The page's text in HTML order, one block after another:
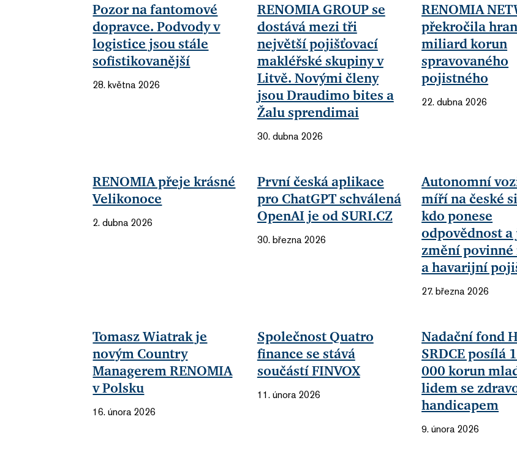
Pozor na fantomové
dopravce. Podvody v
logistice jsou stále
sofistikovanější
28. května 2026
RENOMIA GROUP se
dostává mezi tři
největší pojišťovací
makléřské skupiny v
Litvě. Novými členy
jsou Draudimo bites a
Žalu sprendimai
30. dubna 2026
RENOMIA
překročila
miliard korun
spravovaného
pojistného
22. dubna 2026
RENOMIA přeje krásné
Velikonoce
2. dubna 2026
První česká aplikace
pro ChatGPT schválená
OpenAI je od SURI.CZ
30. března 2026
Autonomní
míří na české
kdo ponese
odpovědnost a
změní
a havarijní
27. března 2026
Tomasz Wiatrak je
novým Country
Managerem RENOMIA
v Polsku
16. února 2026
Společnost Quatro
finance se stává
součástí FINVOX
11. února 2026
Nadační fond
SRDCE posílá
000 korun
lidem se
handicapem
9. února 2026